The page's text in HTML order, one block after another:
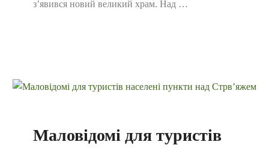
з’явився новий великий храм. Над …
Маловідомі для туристів